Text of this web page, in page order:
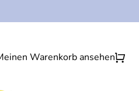
Warenkorb ansehenshopping_cart